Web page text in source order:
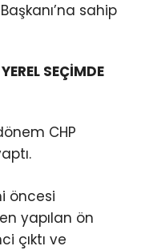
sahip
SEÇİMDE
CHP
öncesi
yapılan ön
çıktı ve